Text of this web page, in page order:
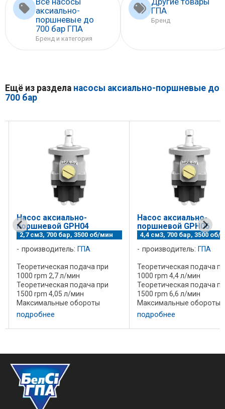
аксиально-
поршневые до
700 бар ГПА
Бренд и категория
ГПА
Бренд
Ещё из раздела насосы аксиально-поршневые до
700 бар
Насос аксиально-
поршневой GPH04
2,7 см3, 700 бар, 3500 об/мин
производитель: ГПА
Теоретическая подача при
1000 rpm 2,7 л/мин
Теоретическая подача при
1500 rpm 4,05 л/мин
Максимальные обороты
длительно 3000 rpm
Максимальные обороты 3500
rpm Максимальныое давление
подробнее
Насос аксиально-
поршневой GPH06
4,4 см3, 700 бар, 3500 об/
производитель: ГПА
Теоретическая подача
1000 rpm 4,4 л/мин
Теоретическая подача
1500 rpm 6,6 л/мин
Максимальные обороты
длительно 3000 rpm
Максимальные обороты
rpm Максимальныое
подробнее